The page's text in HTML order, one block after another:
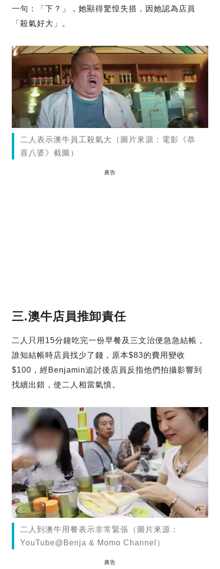
一句：「下？」，她顯得驚惶失措，因她認為店員
「殺氣好大」。
二人表示澳牛員工殺氣大（圖片來源：電影《恭
喜八婆》截圖）
廣告
三.澳牛店員推卸責任
二人只用15分鐘吃完一份早餐及三文治便急急結帳，
誰知結帳時店員找少了錢，原本$83的費用變收
$100，經Benjamin追討後店員反指他們拍攝影響到
找續出錯，使二人相當氣憤。
二人到澳牛用餐表示非常緊張（圖片來源：
YouTube@Benja & Momo Channel）
廣告